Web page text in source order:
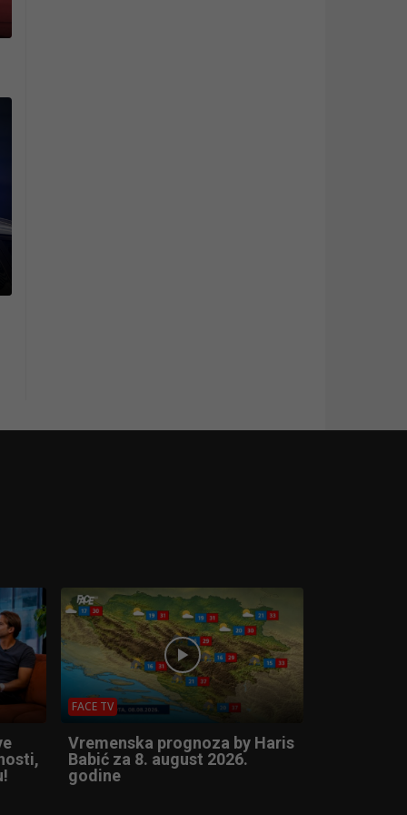
FACE TV
Vremenska prognoza by Haris
Babić za 8. august 2026.
godine